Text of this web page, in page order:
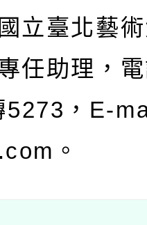
立臺北藝
任助理，
5273 ， E-
。